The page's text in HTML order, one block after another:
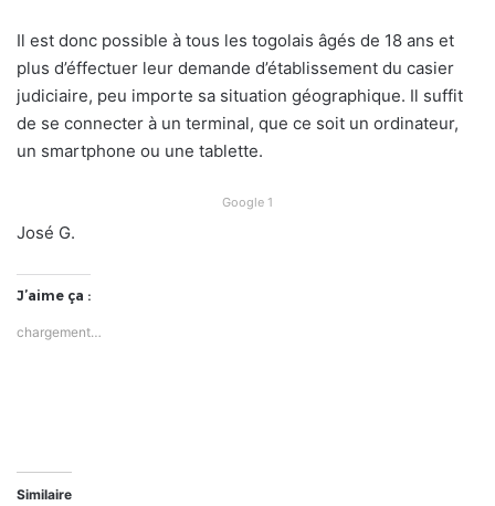
Il est donc possible à tous les togolais âgés de 18 ans et
plus d’éffectuer leur demande d’établissement du casier
judiciaire, peu importe sa situation géographique. Il suffit
de se connecter à un terminal, que ce soit un ordinateur,
un smartphone ou une tablette.
Google 1
José G.
J’aime ça :
chargement…
Similaire